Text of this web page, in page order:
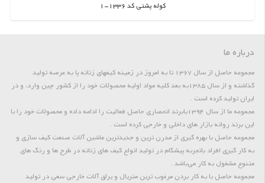
کوله پشتی کد 1336-1
اطلاعات بیشتر
درباره ما
مجموعه حاصل از سال 1367 تا به امروز در زمینه کیفهای زنانه پا به عرصه تولید
گذاشته و از سال 1385به بعد کلیه مواد اولیه محصولات خود را از کشور چین وارد، و در
ایران تولید کرده است .
مجموعه ما از سال 1394بابرند انحصاری حاصل فعالیت را ادامه داده و محصولات خود را با
این برند روانه بازار های داخلی و خارجی کرده است .
مجموعه حاصل با بهره گیری از مدرن ترین و جدیدترین ماشین آلات صنعت کیف سازی و
به کار گیری افراد باتجربه پیشگام در تولید انواع کیف های زنانه در طرح ها و رنگ های
متنوع مشغول به کار می‌باشد .
مجموعه حاصل با به کار بردن مرغوب ترین متریال و یراق آلات خارجی سعی در تولید